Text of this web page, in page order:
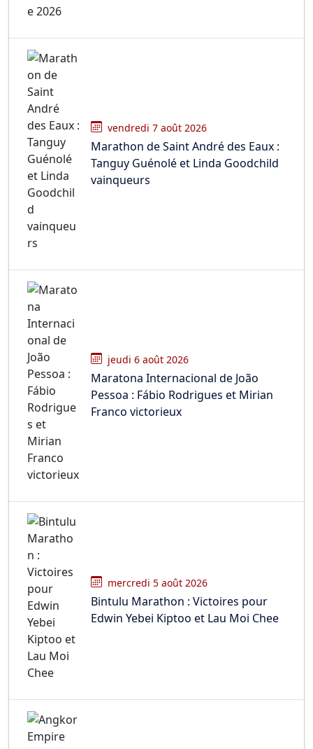
vendredi 7 août 2026
Marathon de Saint André des Eaux :
Tanguy Guénolé et Linda Goodchild
vainqueurs
jeudi 6 août 2026
Maratona Internacional de João
Pessoa : Fábio Rodrigues et Mirian
Franco victorieux
mercredi 5 août 2026
Bintulu Marathon : Victoires pour
Edwin Yebei Kiptoo et Lau Moi Chee